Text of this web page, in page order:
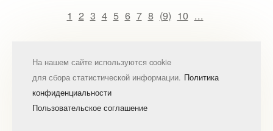
1 2 3 4 5 6 7 8 (9) 10 ...
На нашем сайте используются cookie
для сбора статистической информации. Политика
конфиденциальности
Пользовательское соглашение